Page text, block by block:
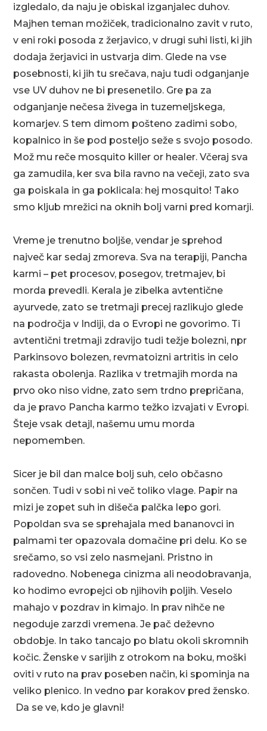
izgledalo, da naju je obiskal izganjalec duhov.
Majhen teman možiček, tradicionalno zavit v ruto,
v eni roki posoda z žerjavico, v drugi suhi listi, ki jih
dodaja žerjavici in ustvarja dim. Glede na vse
posebnosti, ki jih tu srečava, naju tudi odganjanje
vse UV duhov ne bi presenetilo. Gre pa za
odganjanje nečesa živega in tuzemeljskega,
komarjev. S tem dimom pošteno zadimi sobo,
kopalnico in še pod posteljo seže s svojo posodo.
Mož mu reče mosquito killer or healer. Včeraj sva
ga zamudila, ker sva bila ravno na večeji, zato sva
ga poiskala in ga poklicala: hej mosquito! Tako
smo kljub mrežici na oknih bolj varni pred komarji.
Vreme je trenutno boljše, vendar je sprehod
največ kar sedaj zmoreva. Sva na terapiji, Pancha
karmi – pet procesov, posegov, tretmajev, bi
morda prevedli. Kerala je zibelka avtentične
ayurvede, zato se tretmaji precej razlikujo glede
na področja v Indiji, da o Evropi ne govorimo. Ti
avtentični tretmaji zdravijo tudi težje bolezni, npr
Parkinsovo bolezen, revmatoizni artritis in celo
rakasta obolenja. Razlika v tretmajih morda na
prvo oko niso vidne, zato sem trdno prepričana,
da je pravo Pancha karmo težko izvajati v Evropi.
Šteje vsak detajl, našemu umu morda
nepomemben.
Sicer je bil dan malce bolj suh, celo občasno
sončen. Tudi v sobi ni več toliko vlage. Papir na
mizi je zopet suh in dišeča palčka lepo gori.
Popoldan sva se sprehajala med bananovci in
palmami ter opazovala domačine pri delu. Ko se
srečamo, so vsi zelo nasmejani. Pristno in
radovedno. Nobenega cinizma ali neodobravanja,
ko hodimo evropejci ob njihovih poljih. Veselo
mahajo v pozdrav in kimajo. In prav nihče ne
negoduje zarzdi vremena. Je pač deževno
obdobje. In tako tancajo po blatu okoli skromnih
kočic. Ženske v sarijih z otrokom na boku, moški
oviti v ruto na prav poseben način, ki spominja na
veliko plenico. In vedno par korakov pred žensko.
Da se ve, kdo je glavni!